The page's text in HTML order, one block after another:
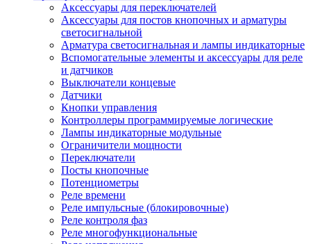
Аксессуары для переключателей
Аксессуары для постов кнопочных и арматуры
светосигнальной
Арматура светосигнальная и лампы индикаторные
Вспомогательные элементы и аксессуары для реле
и датчиков
Выключатели концевые
Датчики
Кнопки управления
Контроллеры программируемые логические
Лампы индикаторные модульные
Ограничители мощности
Переключатели
Посты кнопочные
Потенциометры
Реле времени
Реле импульсные (блокировочные)
Реле контроля фаз
Реле многофункциональные